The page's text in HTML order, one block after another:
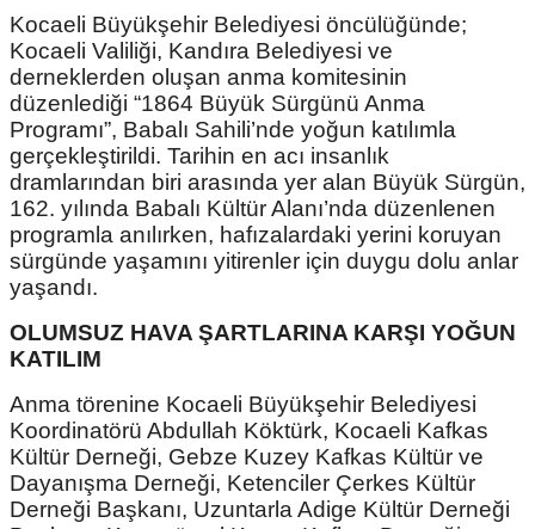
Kocaeli Büyükşehir Belediyesi öncülüğünde;
Kocaeli Valiliği, Kandıra Belediyesi ve
derneklerden oluşan anma komitesinin
düzenlediği “1864 Büyük Sürgünü Anma
Programı”, Babalı Sahili’nde yoğun katılımla
gerçekleştirildi. Tarihin en acı insanlık
dramlarından biri arasında yer alan Büyük Sürgün,
162. yılında Babalı Kültür Alanı’nda düzenlenen
programla anılırken, hafızalardaki yerini koruyan
sürgünde yaşamını yitirenler için duygu dolu anlar
yaşandı.
OLUMSUZ HAVA ŞARTLARINA KARŞI YOĞUN
KATILIM
Anma törenine Kocaeli Büyükşehir Belediyesi
Koordinatörü Abdullah Köktürk, Kocaeli Kafkas
Kültür Derneği, Gebze Kuzey Kafkas Kültür ve
Dayanışma Derneği, Ketenciler Çerkes Kültür
Derneği Başkanı, Uzuntarla Adige Kültür Derneği